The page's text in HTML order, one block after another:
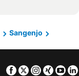
Sangenjo
Facebook
TwitterXing